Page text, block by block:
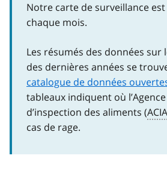
Notre carte de surveillance
chaque mois.
Les résumés des données sur
des dernières années se
catalogue de données
tableaux indiquent où
d’inspection des aliments (ACIA
cas de rage.